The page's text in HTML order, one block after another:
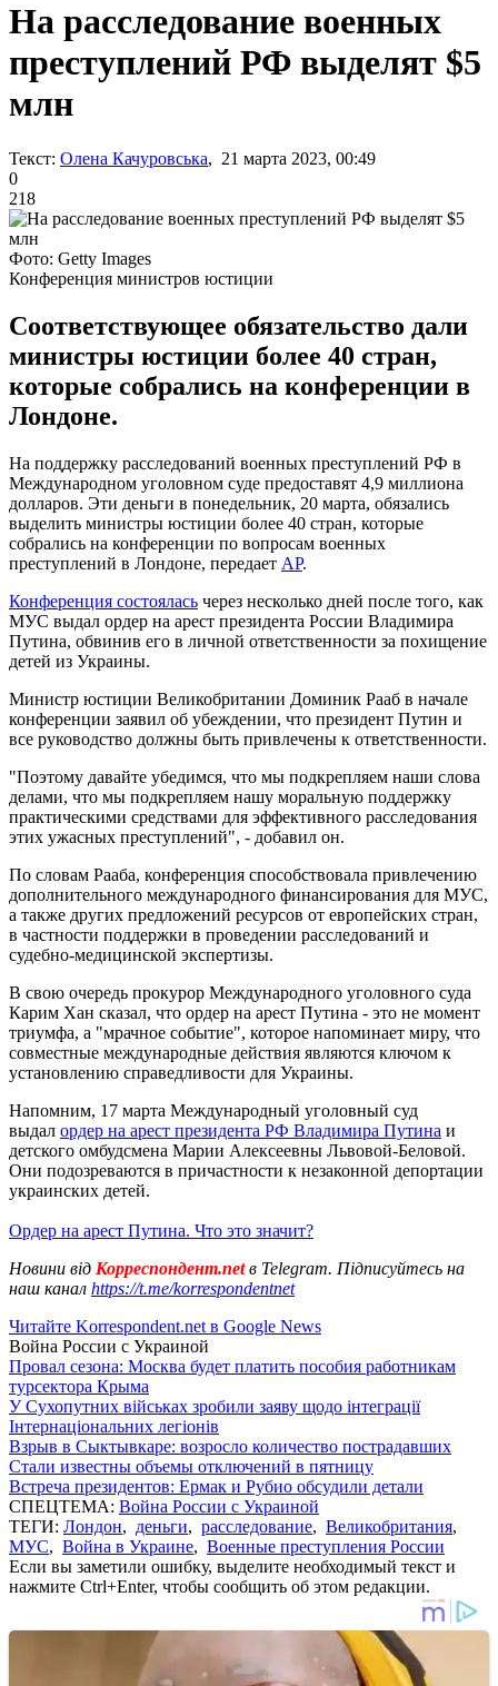
На расследование военных
преступлений РФ выделят $5
млн
Текст: Олена Качуровська, 21 марта 2023, 00:49
0
218
Фото: Getty Images
Конференция министров юстиции
Соответствующее обязательство дали
министры юстиции более 40 стран,
которые собрались на конференции в
Лондоне.
На поддержку расследований военных преступлений РФ в
Международном уголовном суде предоставят 4,9 миллиона
долларов. Эти деньги в понедельник, 20 марта, обязались
выделить министры юстиции более 40 стран, которые
собрались на конференции по вопросам военных
преступлений в Лондоне, передает AP.
Конференция состоялась через несколько дней после того, как
МУС выдал ордер на арест президента России Владимира
Путина, обвинив его в личной ответственности за похищение
детей из Украины.
Министр юстиции Великобритании Доминик Рааб в начале
конференции заявил об убеждении, что президент Путин и
все руководство должны быть привлечены к ответственности.
"Поэтому давайте убедимся, что мы подкрепляем наши слова
делами, что мы подкрепляем нашу моральную поддержку
практическими средствами для эффективного расследования
этих ужасных преступлений", - добавил он.
По словам Рааба, конференция способствовала привлечению
дополнительного международного финансирования для МУС,
а также других предложений ресурсов от европейских стран,
в частности поддержки в проведении расследований и
судебно-медицинской экспертизы.
В свою очередь прокурор Международного уголовного суда
Карим Хан сказал, что ордер на арест Путина - это не момент
триумфа, а "мрачное событие", которое напоминает миру, что
совместные международные действия являются ключом к
установлению справедливости для Украины.
Напомним, 17 марта Международный уголовный суд
выдал ордер на арест президента РФ Владимира Путина и
детского омбудсмена Марии Алексеевны Львовой-Беловой.
Они подозреваются в причастности к незаконной депортации
украинских детей.
Ордер на арест Путина. Что это значит?
Новини від Корреспондент.netв Telegram. Підписуйтесь на
наш канал https://t.me/korrespondentnet
Читайте Korrespondent.net в Google News
Война России с Украиной
Провал сезона: Москва будет платить пособия работникам
турсектора Крыма
У Сухопутних військах зробили заяву щодо інтеграції
Інтернаціональних легіонів
Взрыв в Сыктывкаре: возросло количество пострадавших
Стали известны объемы отключений в пятницу
Встреча президентов: Ермак и Рубио обсудили детали
СПЕЦТЕМА: Война России с Украиной
ТЕГИ: Лондон, деньги, расследование, Великобритания,
МУС, Война в Украине, Военные преступления России
Если вы заметили ошибку, выделите необходимый текст и
нажмите Ctrl+Enter, чтобы сообщить об этом редакции.